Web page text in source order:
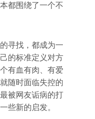
都围绕了一个不
寻找，都成为一
的标准定义对方
有血有肉、有爱
随时面临失控的
被网友诟病的打
些新的启发。